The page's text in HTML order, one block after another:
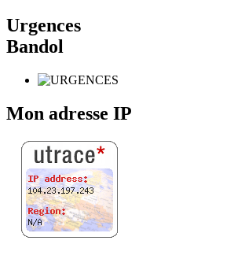
Urgences
Bandol
Mon adresse IP